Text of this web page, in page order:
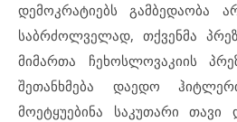
დემოკრატიებს გამბედაობა
საბრძოლველად, თქვენმა
მიმართა ჩეხოსლოვაკიის
შეთანხმება დაედო
მოეტყუებინა საკუთარი